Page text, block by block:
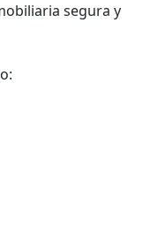
segura y